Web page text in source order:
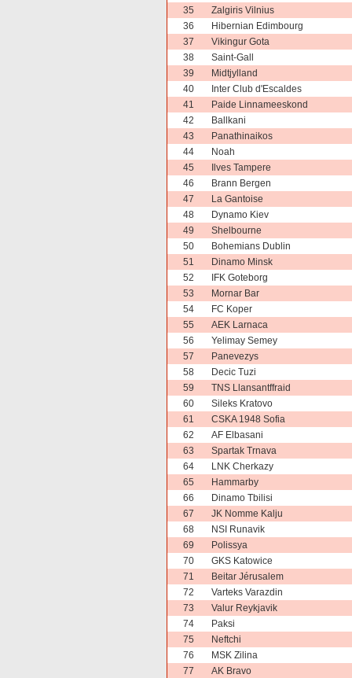
35
Zalgiris Vilnius
36
Hibernian Edimbourg
37
Vikingur Gota
38
Saint-Gall
39
Midtjylland
40
Inter Club d'Escaldes
41
Paide Linnameeskond
42
Ballkani
43
Panathinaikos
44
Noah
45
Ilves Tampere
46
Brann Bergen
47
La Gantoise
48
Dynamo Kiev
49
Shelbourne
50
Bohemians Dublin
51
Dinamo Minsk
52
IFK Goteborg
53
Mornar Bar
54
FC Koper
55
AEK Larnaca
56
Yelimay Semey
57
Panevezys
58
Decic Tuzi
59
TNS Llansantffraid
60
Sileks Kratovo
61
CSKA 1948 Sofia
62
AF Elbasani
63
Spartak Trnava
64
LNK Cherkazy
65
Hammarby
66
Dinamo Tbilisi
67
JK Nomme Kalju
68
NSI Runavik
69
Polissya
70
GKS Katowice
71
Beitar Jérusalem
72
Varteks Varazdin
73
Valur Reykjavik
74
Paksi
75
Neftchi
76
MSK Zilina
77
AK Bravo